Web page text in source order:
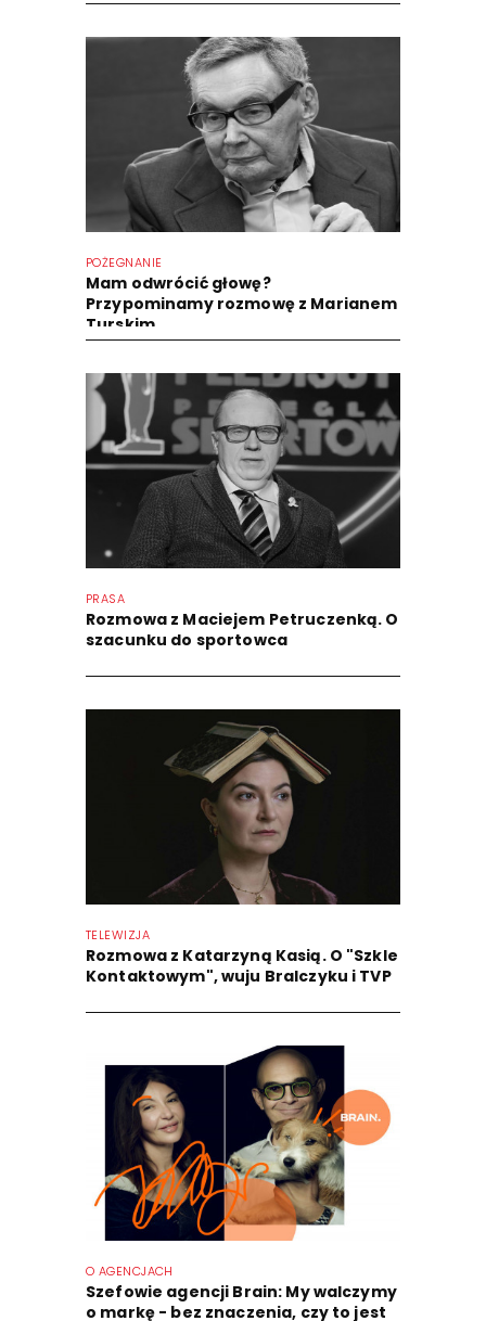
POŻEGNANIE
Mam odwrócić głowę?
Przypominamy rozmowę z Marianem
Turskim
PRASA
Rozmowa z Maciejem Petruczenką. O
szacunku do sportowca
TELEWIZJA
Rozmowa z Katarzyną Kasią. O "Szkle
Kontaktowym", wuju Bralczyku i TVP
O AGENCJACH
Szefowie agencji Brain: My walczymy
o markę - bez znaczenia, czy to jest